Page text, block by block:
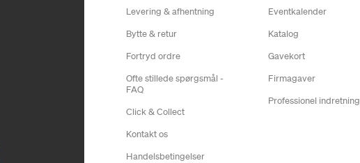
Levering & afhentning
Bytte & retur
Fortryd ordre
Ofte stillede spørgsmål -
FAQ
Click & Collect
Kontakt os
Handelsbetingelser
Eventkalender
Katalog
Gavekort
Firmagaver
Professionel indretning